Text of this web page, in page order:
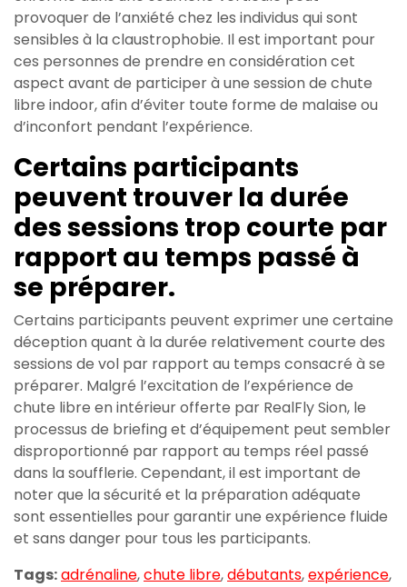
provoquer de l’anxiété chez les individus qui sont
sensibles à la claustrophobie. Il est important pour
ces personnes de prendre en considération cet
aspect avant de participer à une session de chute
libre indoor, afin d’éviter toute forme de malaise ou
d’inconfort pendant l’expérience.
Certains participants
peuvent trouver la durée
des sessions trop courte par
rapport au temps passé à
se préparer.
Certains participants peuvent exprimer une certaine
déception quant à la durée relativement courte des
sessions de vol par rapport au temps consacré à se
préparer. Malgré l’excitation de l’expérience de
chute libre en intérieur offerte par RealFly Sion, le
processus de briefing et d’équipement peut sembler
disproportionné par rapport au temps réel passé
dans la soufflerie. Cependant, il est important de
noter que la sécurité et la préparation adéquate
sont essentielles pour garantir une expérience fluide
et sans danger pour tous les participants.
Tags:adrénaline,chute libre,débutants,expérience,